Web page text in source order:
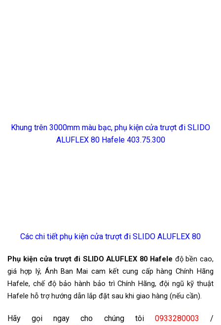
Khung trên 3000mm màu bạc, phụ kiện cửa trượt đi SLIDO
ALUFLEX 80 Hafele 403.75.300
Các chi tiết phụ kiện cửa trượt đi SLIDO ALUFLEX 80
Phụ kiện cửa trượt đi SLIDO ALUFLEX 80 Hafele độ bền cao,
giá hợp lý, Ánh Ban Mai cam kết cung cấp hàng Chính Hãng
Hafele, chế độ bảo hành bảo trì Chính Hãng, đội ngũ kỹ thuật
Hafele hỗ trợ hướng dẫn lắp đặt sau khi giao hàng (nếu cần).
Hãy gọi ngay cho chúng tôi 0933280003 /